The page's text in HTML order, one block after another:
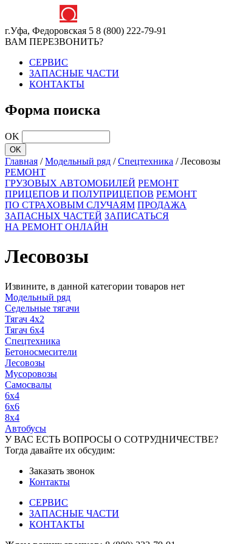
г.Уфа, Федоровская 5 8 (800) 222-79-91
ВАМ ПЕРЕЗВОНИТЬ?
СЕРВИС
ЗАПАСНЫЕ ЧАСТИ
КОНТАКТЫ
Форма поиска
OK
Главная / Модельный ряд / Спецтехника / Лесовозы
РЕМОНТ
ГРУЗОВЫХ АВТОМОБИЛЕЙ РЕМОНТ
ПРИЦЕПОВ И ПОЛУПРИЦЕПОВ РЕМОНТ
ПО СТРАХОВЫМ СЛУЧАЯМ ПРОДАЖА
ЗАПАСНЫХ ЧАСТЕЙ ЗАПИСАТЬСЯ
НА РЕМОНТ ОНЛАЙН
Лесовозы
Извините, в данной категории товаров нет
Модельный ряд
Седельные тягачи
Тягач 4x2
Тягач 6x4
Спецтехника
Бетоносмесители
Лесовозы
Мусоровозы
Самосвалы
6x4
6x6
8x4
Автобусы
У ВАС ЕСТЬ ВОПРОСЫ О СОТРУДНИЧЕСТВЕ?
Тогда давайте их обсудим:
Заказать звонок
Контакты
СЕРВИС
ЗАПАСНЫЕ ЧАСТИ
КОНТАКТЫ